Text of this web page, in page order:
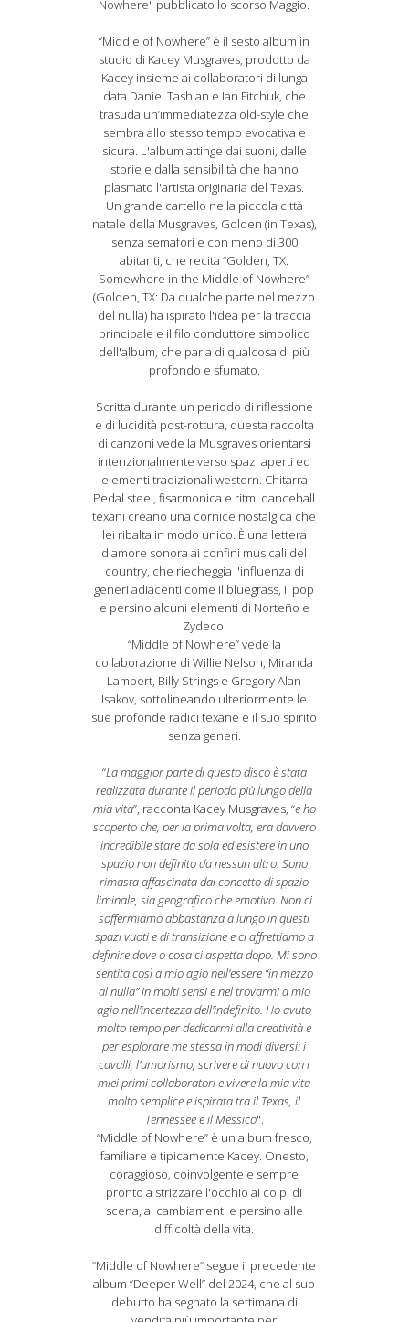
Nowhere" pubblicato lo scorso Maggio.
“Middle of Nowhere” è il sesto album in
studio di Kacey Musgraves, prodotto da
Kacey insieme ai collaboratori di lunga
data Daniel Tashian e Ian Fitchuk, che
trasuda un’immediatezza old-style che
sembra allo stesso tempo evocativa e
sicura. L'album attinge dai suoni, dalle
storie e dalla sensibilità che hanno
plasmato l'artista originaria del Texas.
Un grande cartello nella piccola città
natale della Musgraves, Golden (in Texas),
senza semafori e con meno di 300
abitanti, che recita “Golden, TX:
Somewhere in the Middle of Nowhere”
(Golden, TX: Da qualche parte nel mezzo
del nulla) ha ispirato l'idea per la traccia
principale e il filo conduttore simbolico
dell'album, che parla di qualcosa di più
profondo e sfumato.
Scritta durante un periodo di riflessione
e di lucidità post-rottura, questa raccolta
di canzoni vede la Musgravesorientarsi
intenzionalmente verso spazi aperti ed
elementi tradizionali western. Chitarra
Pedal steel, fisarmonica e ritmi dancehall
texani creano una cornice nostalgica che
lei ribalta in modo unico. È una lettera
d'amore sonora ai confini musicali del
country, che riecheggia l'influenza di
generi adiacenti come il bluegrass, il pop
e persino alcuni elementi di Norteño e
Zydeco.
“Middle of Nowhere” vede la
collaborazione di Willie Nelson, Miranda
Lambert, Billy Strings e Gregory Alan
Isakov, sottolineando ulteriormente le
sue profonde radici texane e il suo spirito
senza generi.
“La maggior parte di questo disco è stata
realizzata durante il periodo più lungo della
mia vita”, racconta Kacey Musgraves, “e ho
scoperto che, per la prima volta, era davvero
incredibile stare da sola ed esistere in uno
spazio non definito da nessun altro. Sono
rimasta affascinata dal concetto di spazio
liminale, sia geografico che emotivo. Non ci
soffermiamo abbastanza a lungo in questi
spazi vuoti e di transizione e ci affrettiamo a
definire dove o cosa ci aspetta dopo. Mi sono
sentita così a mio agio nell'essere “in mezzo
al nulla” in molti sensi e nel trovarmi a mio
agio nell'incertezza dell'indefinito. Ho avuto
molto tempo per dedicarmi alla creatività e
per esplorare me stessa in modi diversi: i
cavalli, l'umorismo, scrivere di nuovo con i
miei primi collaboratori e vivere la mia vita
molto semplice e ispirata tra il Texas, il
Tennessee e il Messico".
“Middle of Nowhere” è un album fresco,
familiare e tipicamente Kacey. Onesto,
coraggioso, coinvolgente e sempre
pronto a strizzare l'occhio ai colpi di
scena, ai cambiamenti e persino alle
difficoltà della vita.
“Middle of Nowhere” segue il precedente
album “Deeper Well” del 2024, che al suo
debutto ha segnato la settimana di